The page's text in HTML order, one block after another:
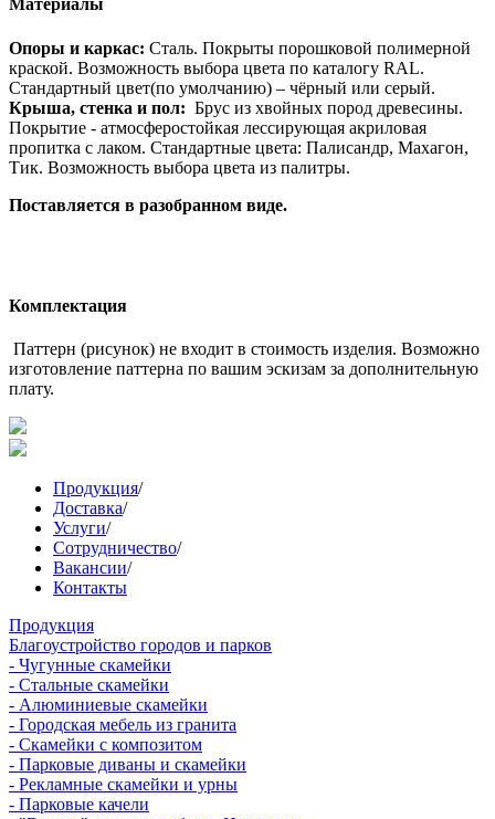
Материалы
Опоры и каркас: Сталь. Покрыты порошковой полимерной
краской. Возможность выбора цвета по каталогу RAL.
Стандартный цвет(по умолчанию) – чёрный или серый.
Крыша, стенка и пол: Брус из хвойных пород древесины.
Покрытие - атмосферостойкая лессирующая акриловая
пропитка с лаком. Стандартные цвета: Палисандр, Махагон,
Тик. Возможность выбора цвета из палитры.
Поставляется в разобранном виде.
Комплектация
Паттерн (рисунок) не входит в стоимость изделия. Возможно
изготовление паттерна по вашим эскизам за дополнительную
плату.
Продукция/
Доставка/
Услуги/
Сотрудничество/
Вакансии/
Контакты
Продукция
Благоустройство городов и парков
- Чугунные скамейки
- Стальные скамейки
- Алюминиевые скамейки
- Городская мебель из гранита
- Скамейки с композитом
- Парковые диваны и скамейки
- Рекламные скамейки и урны
- Парковые качели